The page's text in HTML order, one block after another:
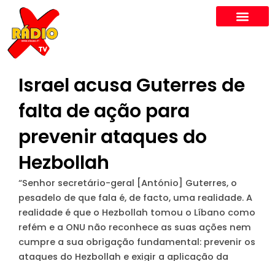
content
Israel acusa Guterres de
falta de ação para
prevenir ataques do
Hezbollah
“Senhor secretário-geral [António] Guterres, o
pesadelo de que fala é, de facto, uma realidade. A
realidade é que o Hezbollah tomou o Líbano como
refém e a ONU não reconhece as suas ações nem
cumpre a sua obrigação fundamental: prevenir os
ataques do Hezbollah e exigir a aplicação da